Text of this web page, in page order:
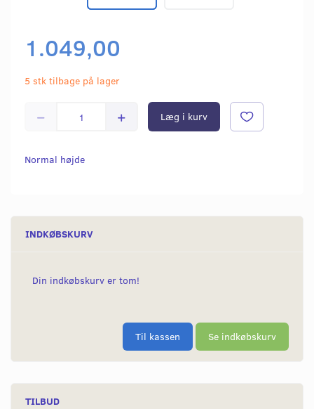
1.049,00
5 stk tilbage på lager
Læg i kurv
Normal højde
INDKØBSKURV
Din indkøbskurv er tom!
Til kassen Se indkøbskurv
TILBUD